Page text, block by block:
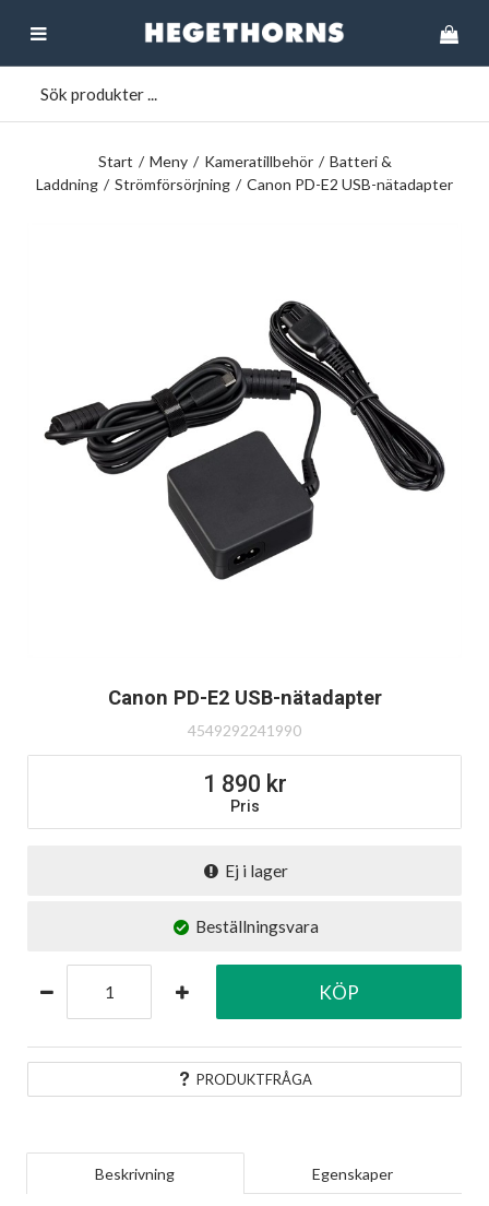
Start / Meny / Kameratillbehör / Batteri &
Laddning / Strömförsörjning / Canon PD-E2 USB-nätadapter
Canon PD-E2 USB-nätadapter
4549292241990
Pris
1 890
Ej i lager
Beställningsvara
PRODUKTFRÅGA
KÖP
Beskrivning Egenskaper